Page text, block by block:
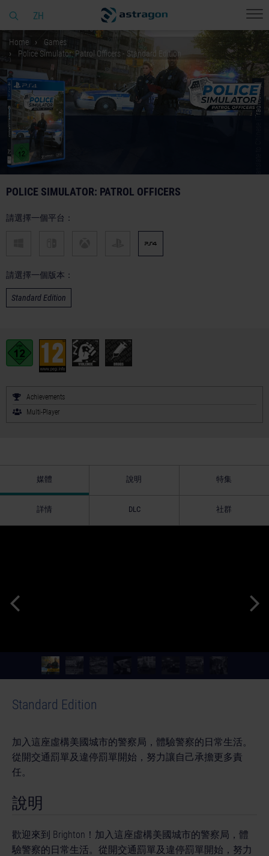
ZH
Home
Games
Police Simulator: Patrol Officers - Standard Edition
© [Translate to Chinese (Traditional):]
POLICE SIMULATOR: PATROL OFFICERS
請選擇一個平台：
請選擇一個版本：
Standard Edition
Achievements
Multi-Player
媒體 說明 特集
詳情 DLC 社群
© [Translate to Chinese (Traditional):]
Standard Edition
加入這座虛構美國城市的警察局，體驗警察的日常生活。
從開交通罰單及違停罰單開始，努力讓自己承擔更多責
任。
說明
歡迎來到 Brighton！加入這座虛構美國城市的警察局，體
驗警察的日常生活。從開交通罰單及違停罰單開始，努力